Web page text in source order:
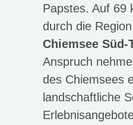
Papstes. Auf 69
durch die
Chiemsee Süd-
Anspruch
des Chiemsees
landschaftliche